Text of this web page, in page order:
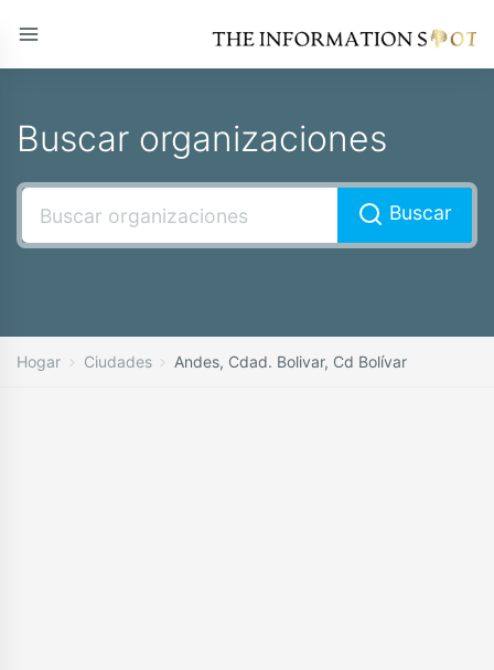
Buscar organizaciones
Buscar
Hogar Ciudades Andes, Cdad. Bolivar, Cd Bolívar